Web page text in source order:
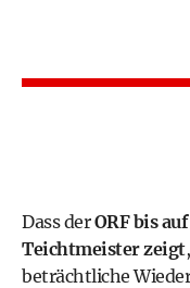
Dass derORF bis
Teichtmeister zeigt
beträchtliche